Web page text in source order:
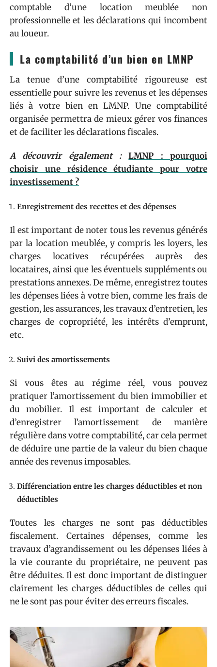
comptable d’une location meublée non
professionnelle et les déclarations qui incombent
au loueur.
La comptabilité d’un bien en LMNP
La tenue d’une comptabilité rigoureuse est
essentielle pour suivre les revenus et les dépenses
liés à votre bien en LMNP. Une comptabilité
organisée permettra de mieux gérer vos finances
et de faciliter les déclarations fiscales.
A découvrir également :
LMNP : pourquoi
choisir une résidence étudiante pour votre
investissement ?
Enregistrement des recettes et des dépenses
Il est important de noter tous les revenus générés
par la location meublée, y compris les loyers, les
charges locatives récupérées auprès des
locataires, ainsi que les éventuels suppléments ou
prestations annexes. De même, enregistrez toutes
les dépenses liées à votre bien, comme les frais de
gestion, les assurances, les travaux d’entretien, les
charges de copropriété, les intérêts d’emprunt,
etc.
Suivi des amortissements
Si vous êtes au régime réel, vous pouvez
pratiquer l’amortissement du bien immobilier et
du mobilier. Il est important de calculer et
d’enregistrer l’amortissement de manière
régulière dans votre comptabilité, car cela permet
de déduire une partie de la valeur du bien chaque
année des revenus imposables.
Différenciation entre les charges déductibles et non
déductibles
Toutes les charges ne sont pas déductibles
fiscalement. Certaines dépenses, comme les
travaux d’agrandissement ou les dépenses liées à
la vie courante du propriétaire, ne peuvent pas
être déduites. Il est donc important de distinguer
clairement les charges déductibles de celles qui
ne le sont pas pour éviter des erreurs fiscales.